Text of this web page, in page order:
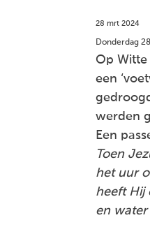
28 mrt 2024
Donderdag
Op
een
werden
Een
Toen
het uur
heeft Hij
en water